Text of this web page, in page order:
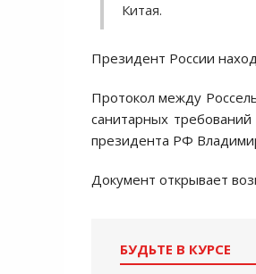
Китая.
Президент России
Протокол между
санитарных
президента РФ
Документ открывает
БУДЬТЕ В КУРСЕ